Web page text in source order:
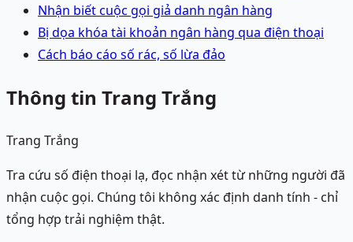
Nhận biết cuộc gọi giả danh ngân hàng
Bị dọa khóa tài khoản ngân hàng qua điện thoại
Cách báo cáo số rác, số lừa đảo
Thông tin Trang Trắng
Trang Trắng
Tra cứu số điện thoại lạ, đọc nhận xét từ những người đã
nhận cuộc gọi. Chúng tôi không xác định danh tính - chỉ
tổng hợp trải nghiệm thật.